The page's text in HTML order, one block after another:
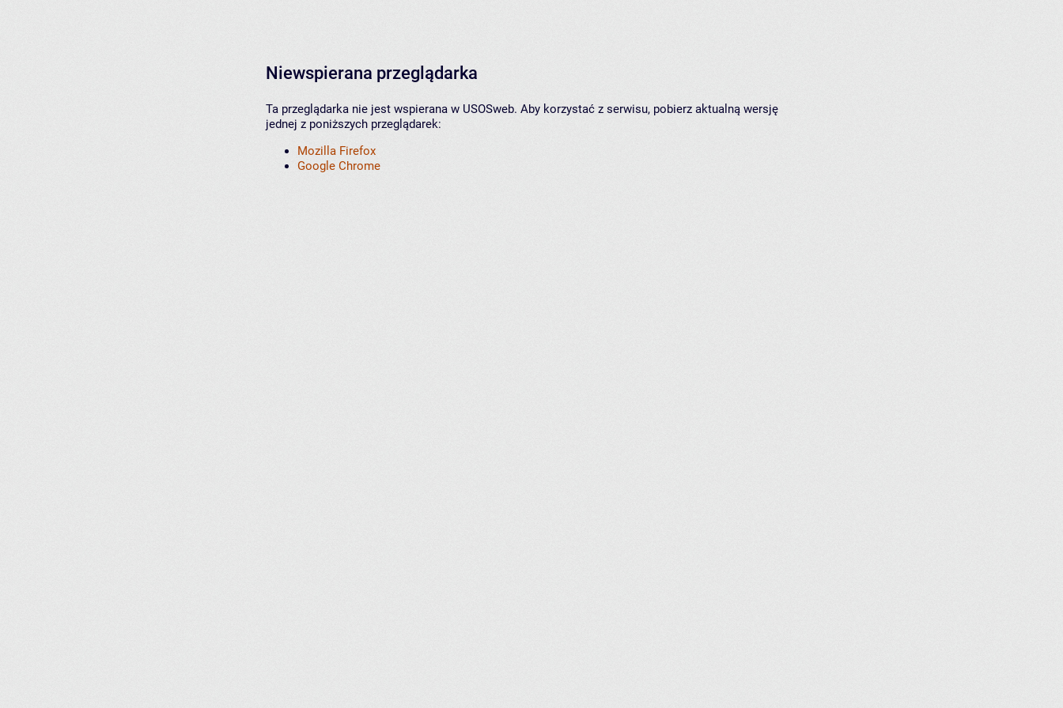
Niewspierana przeglądarka
Ta przeglądarka nie jest wspierana w USOSweb. Aby korzystać z serwisu, pobierz aktualną wersję
jednej z poniższych przeglądarek:
Mozilla Firefox
Google Chrome